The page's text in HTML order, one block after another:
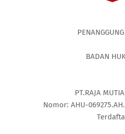
BADAN
PT.RAJA
Nomor: AHU-